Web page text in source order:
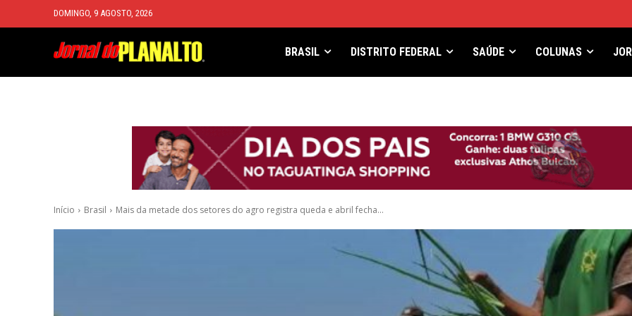
DOMINGO, 9 AGOSTO, 2026
BRASIL DISTRITO FEDERAL SAÚDE COLUNAS
Início Brasil Mais da metade dos setores do agro registra queda e abril fecha...